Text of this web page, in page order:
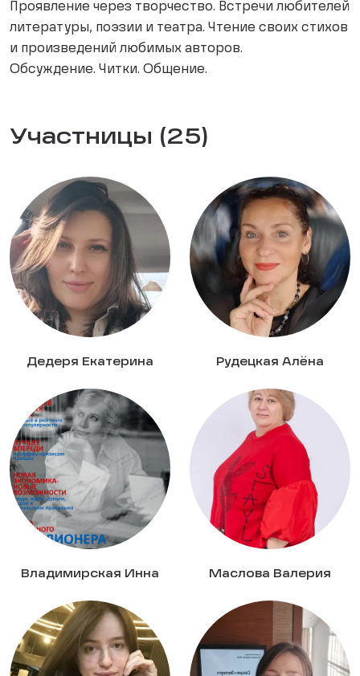
Проявление через творчество. Встречи любителей
литературы, поэзии и театра. Чтение своих стихов
и произведений любимых авторов.
Обсуждение. Читки. Общение.
Участницы (25)
Дедеря Екатерина Рудецкая Алёна
Владимирская Инна Маслова Валерия